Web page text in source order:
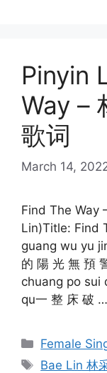
Pinyin
Way –
歌词
March 14,
Find The Way
Lin)Title: Find
guang wu yu
的 陽 光 無 預
chuang po sui
qu一 整 床 破 …
Categories
Female
Tags
Bae Lin 林